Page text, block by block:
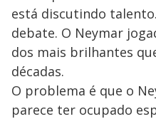
está discutindo
debate. O Neymar
dos mais brilhantes
décadas.
O problema é que o
parece ter ocupado